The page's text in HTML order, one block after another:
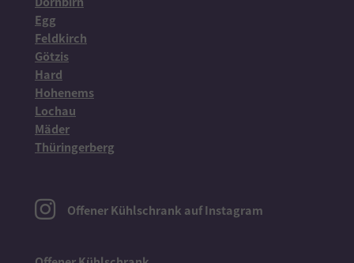
Egg
Feldkirch
Götzis
Hard
Hohenems
Lochau
Mäder
Thüringerberg
Offener Kühlschrank auf Instagram